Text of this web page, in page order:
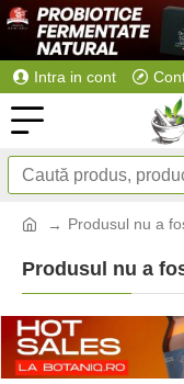
Intra in cont
Produsul nu a
Produsul nu a